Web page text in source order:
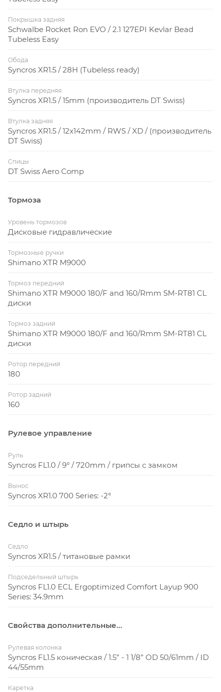
Супер жесткость
Модели Scale имеют жесткий кареточный узел
стандарта Press Fit длиной 92мм. При этом нет
необходимости использовать спейсеры, чтобы
обеспечить оптимальную линию цепи.
Покрышка задняя
Schwalbe Rocket Ron EVO / 2.1 127EPI Kevlar Bead
Tubeless Easy
Обода
Syncros XR1.5 / 28H (Tubeless ready)
Втулка передняя
Syncros XR1.5 / 15mm (производитель DT Swiss)
Втулка задняя
Syncros XR1.5 / 12x142mm / RWS / XD / (производитель
DT Swiss)
Спицы
DT Swiss Aero Comp
Тормоза
Уровень тормозов
Дисковые гидравлические
Тормозные ручки
Shimano XTR M9000
Тормоз передний
Shimano XTR M9000 180/F and 160/Rmm SM-RT81 CL
диски
Тормоз задний
Shimano XTR M9000 180/F and 160/Rmm SM-RT81 CL
диски
Ротор передний
180
Ротор задний
160
Рулевое управление
Руль
Syncros FL1.0 / 9° / 720mm / грипсы с замком
Вынос
Syncros XR1.0 700 Series: -2°
Седло и штырь
Седло
Syncros XR1.5 / титановые рамки
Подседельный штырь
Syncros FL1.0 ECL Ergoptimized Comfort Layup 900
Series: 34.9mm
Свойства дополнительные...
Рулевая колонка
Syncros FL1.5 коническая / 1.5” - 1 1/8” OD 50/61mm / ID
44/55mm
Каретка